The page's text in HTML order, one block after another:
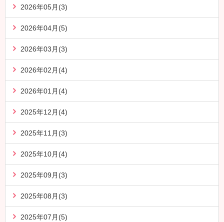
2026年05月(3)
2026年04月(5)
2026年03月(3)
2026年02月(4)
2026年01月(4)
2025年12月(4)
2025年11月(3)
2025年10月(4)
2025年09月(3)
2025年08月(3)
2025年07月(5)